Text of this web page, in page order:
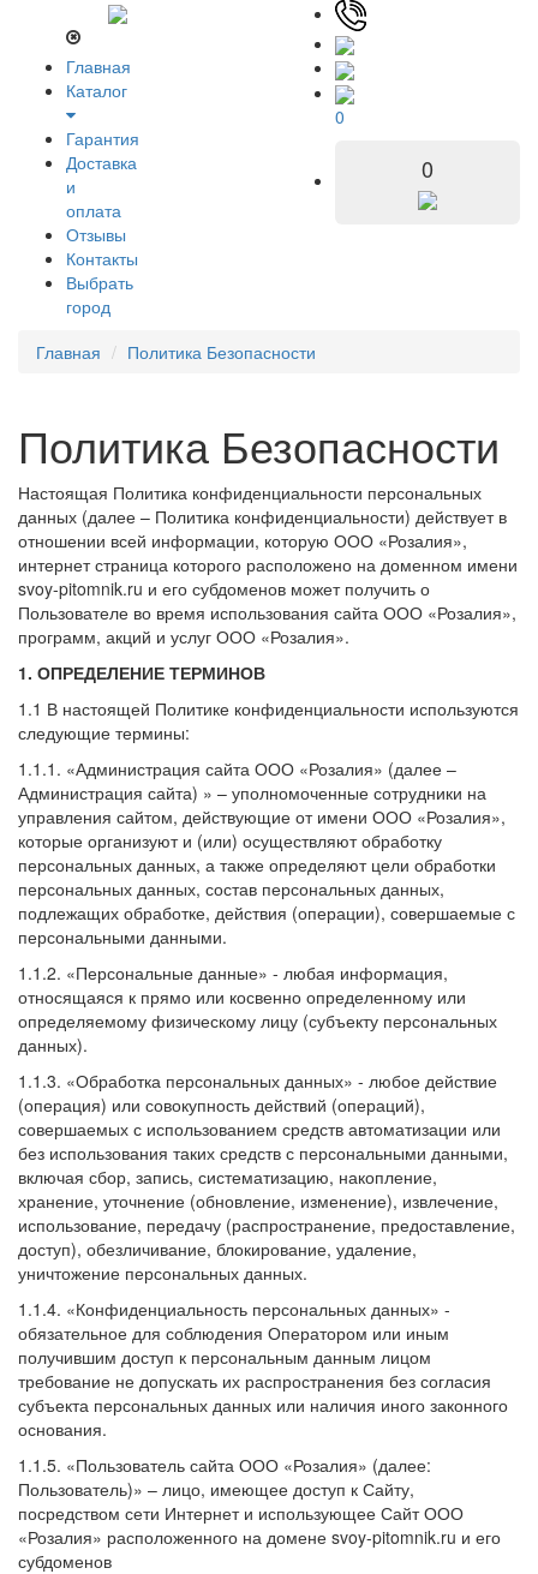
Главная
Каталог
Гарантия
Доставка
и
оплата
Отзывы
Контакты
Выбрать
город
0
0
Главная Политика Безопасности
Политика Безопасности
Настоящая Политика конфиденциальности персональных
данных (далее – Политика конфиденциальности) действует в
отношении всей информации, которую ООО «Розалия»,
интернет страница которого расположено на доменном имени
svoy-pitomnik.ru и его субдоменов может получить о
Пользователе во время использования сайта ООО «Розалия»,
программ, акций и услуг ООО «Розалия».
1. ОПРЕДЕЛЕНИЕ ТЕРМИНОВ
1.1 В настоящей Политике конфиденциальности используются
следующие термины:
1.1.1. «Администрация сайта ООО «Розалия» (далее –
Администрация сайта) » – уполномоченные сотрудники на
управления сайтом, действующие от имени ООО «Розалия»,
которые организуют и (или) осуществляют обработку
персональных данных, а также определяют цели обработки
персональных данных, состав персональных данных,
подлежащих обработке, действия (операции), совершаемые с
персональными данными.
1.1.2. «Персональные данные» - любая информация,
относящаяся к прямо или косвенно определенному или
определяемому физическому лицу (субъекту персональных
данных).
1.1.3. «Обработка персональных данных» - любое действие
(операция) или совокупность действий (операций),
совершаемых с использованием средств автоматизации или
без использования таких средств с персональными данными,
включая сбор, запись, систематизацию, накопление,
хранение, уточнение (обновление, изменение), извлечение,
использование, передачу (распространение, предоставление,
доступ), обезличивание, блокирование, удаление,
уничтожение персональных данных.
1.1.4. «Конфиденциальность персональных данных» -
обязательное для соблюдения Оператором или иным
получившим доступ к персональным данным лицом
требование не допускать их распространения без согласия
субъекта персональных данных или наличия иного законного
основания.
1.1.5. «Пользователь сайта ООО «Розалия» (далее:
Пользователь)» – лицо, имеющее доступ к Сайту,
посредством сети Интернет и использующее Сайт ООО
«Розалия» расположенного на домене svoy-pitomnik.ru и его
субдоменов